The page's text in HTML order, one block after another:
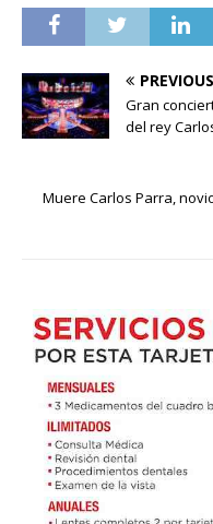
PREVIOUS
Gran
del rey
Muere Carlos Parra,